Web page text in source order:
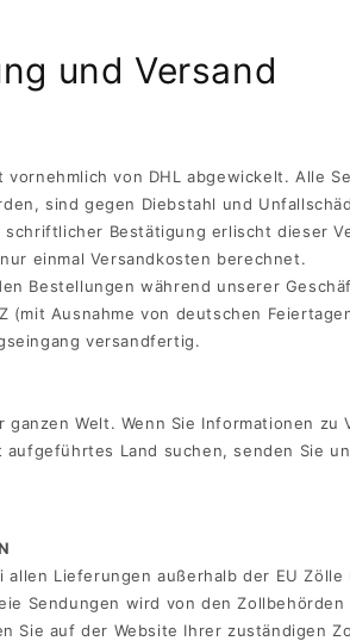
und Versand
von DHL abgewickelt. Alle
sind gegen Diebstahl und
schriftlicher Bestätigung erlischt dieser
einmal Versandkosten berechnet.
Bestellungen während unserer
(mit Ausnahme von deutschen
versandfertig.
Welt. Wenn Sie Informationen zu
Land suchen, senden Sie
allen Lieferungen außerhalb der EU
Sendungen wird von den
Sie auf der Website Ihrer zuständigen